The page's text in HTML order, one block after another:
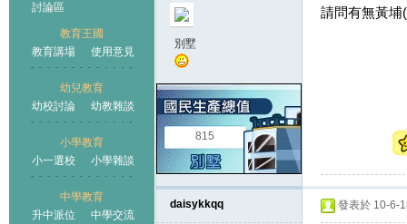
討論區
教育王國
教育講場
使用意見
幼兒教育
幼校討論
幼教雜談
小學教育
小一選校
小學雜談
中學教育
升中派位
中學交流
王國
別墅
815
請問有無黃埔
daisykkqq 發表於 10-6-